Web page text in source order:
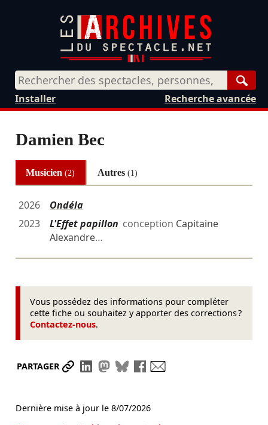
Recherche avancée
Installer
Damien Bec
Musicien(2) Autres (1)
2026
Ondéla
2023
L'Effet papillon conception Capitaine
Alexandre…
Vous possédez des informations pour compléter
cette fiche ou souhaitez y apporter des corrections ?
Contactez-nous.
PARTAGER Partager le lien
Partager sur LinkedIn
Partager sur Mastodon
Partager sur Bluesky
Partager sur Facebook
Dernière mise à jour le 8/07/2026